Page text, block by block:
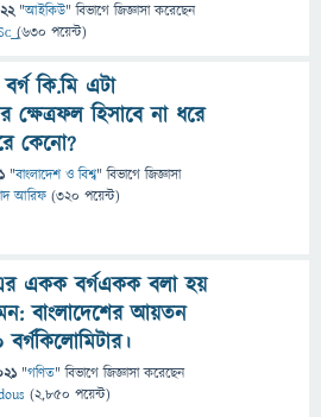
"আইকিউ" বিভাগে জিজ্ঞাসাকরেছেন
(630 পয়েন্ট)
কি.মি এটা
ক্ষেত্রফল হিসাবে না ধরে
কেনো?
"বাংলাদেশ ও বিশ্ব" বিভাগে জিজ্ঞাসা
আরিফ (320 পয়েন্ট)
একক বর্গএকক বলা হয়
বাংলাদেশের আয়তন
"গণিত" বিভাগে জিজ্ঞাসাকরেছেন
(2,850 পয়েন্ট)